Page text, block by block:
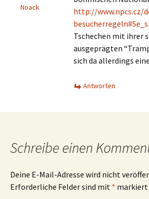
Noack
http://www.npcs.cz/
Tschechen mit ihrer
ausgeprägten
sich da allerdings
Antworten
Schreibe einen
Deine E-Mail-Adresse wird nicht
Erforderliche Felder sind mit * markiert